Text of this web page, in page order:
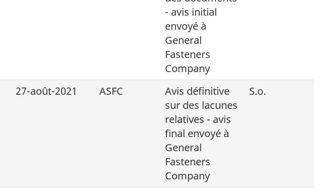
- avis initial
envoyé à
General
Fasteners
Company
27-août-2021 ASFC
Avis définitive
sur des lacunes
relatives - avis
final envoyé à
General
Fasteners
Company
S.o.